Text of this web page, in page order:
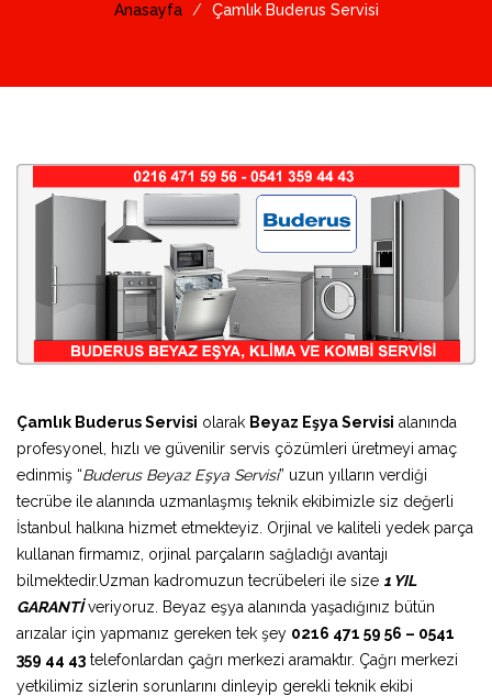
Anasayfa Çamlık Buderus Servisi
Çamlık Buderus Servisi olarak Beyaz Eşya Servisi alanında
profesyonel, hızlı ve güvenilir servis çözümleri üretmeyi amaç
edinmiş “Buderus Beyaz Eşya Servisi” uzun yılların verdiği
tecrübe ile alanında uzmanlaşmış teknik ekibimizle siz değerli
İstanbul halkına hizmet etmekteyiz. Orjinal ve kaliteli yedek parça
kullanan firmamız, orjinal parçaların sağladığı avantajı
bilmektedir.Uzman kadromuzun tecrübeleri ile size 1 YIL
GARANTİveriyoruz. Beyaz eşya alanında yaşadığınız bütün
arızalar için yapmanız gereken tek şey 0216 471 59 56 – 0541
359 44 43 telefonlardan çağrı merkezi aramaktır. Çağrı merkezi
yetkilimiz sizlerin sorunlarını dinleyip gerekli teknik ekibi